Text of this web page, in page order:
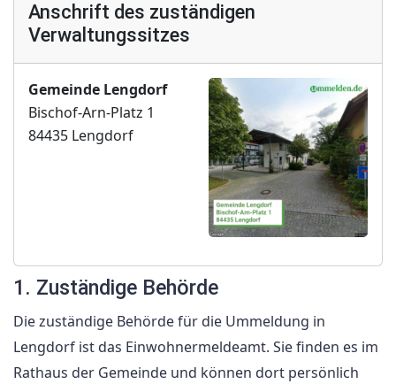
Anschrift des zuständigen
Verwaltungssitzes
Gemeinde Lengdorf
Bischof-Arn-Platz 1
84435 Lengdorf
1. Zuständige Behörde
Die zuständige Behörde für die Ummeldung in
Lengdorf ist das Einwohnermeldeamt. Sie finden es im
Rathaus der Gemeinde und können dort persönlich